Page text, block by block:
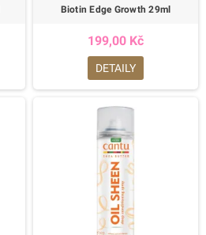
Biotin Edge Growth 29ml
199,00 Kč
DETAILY